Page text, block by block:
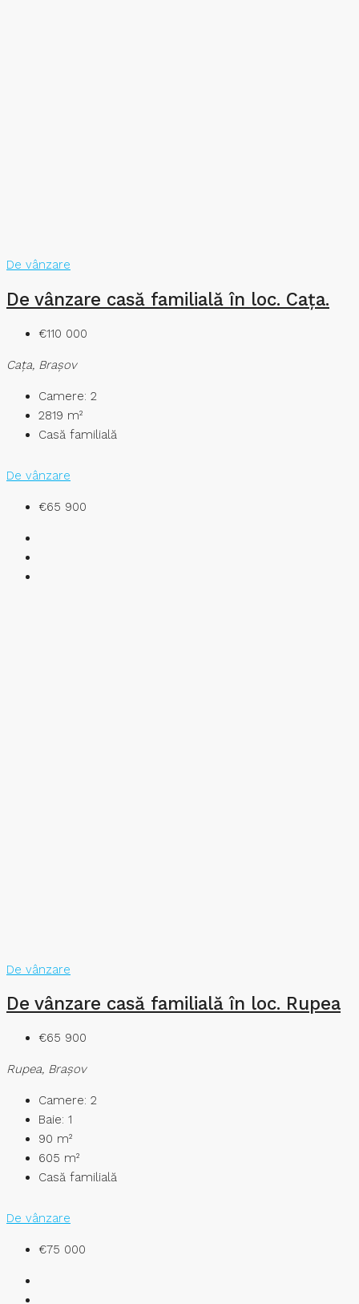
De vânzare
De vânzare casă familială în loc. Cața.
€110 000
Caţa, Brașov
Camere: 2
2819 m²
Casă familială
De vânzare
€65 900
De vânzare
De vânzare casă familială în loc. Rupea
€65 900
Rupea, Brașov
Camere: 2
Baie: 1
90 m²
605 m²
Casă familială
De vânzare
€75 000